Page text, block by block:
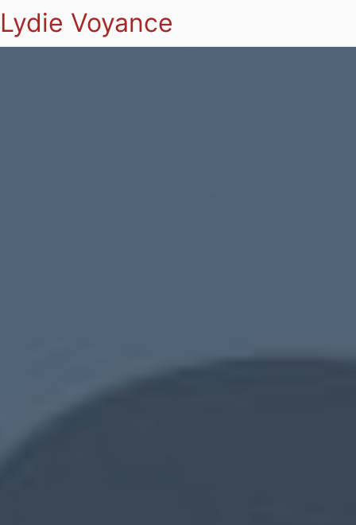
Lydie Voyance